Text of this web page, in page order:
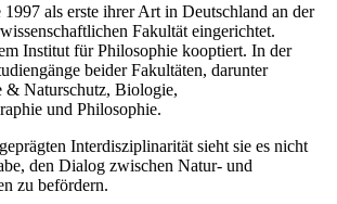
als erste ihrer Art in Deutschland an der
Fakultät eingerichtet.
Institut für Philosophie kooptiert. In der
beider Fakultäten, darunter
& Naturschutz, Biologie,
und Philosophie.
Interdisziplinarität sieht sie es nicht
den Dialog zwischen Natur- und
zu befördern.